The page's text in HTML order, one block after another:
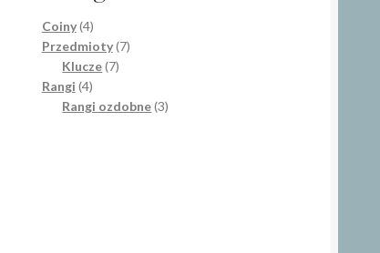
Coiny 44
produkty
Przedmioty 77
Klucze 77
Rangi 44
produkty
Rangi ozdobne 33